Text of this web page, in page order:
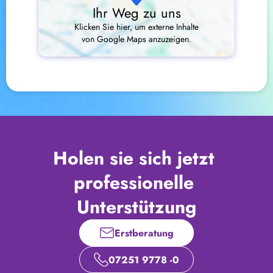
Ihr Weg zu uns
Klicken Sie hier, um externe Inhalte
von Google Maps anzuzeigen.
Holen sie sich jetzt
professionelle
Unterstützung
Erstberatung
07251 9778 -0